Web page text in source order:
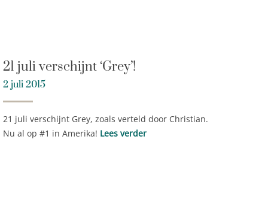
21 juli verschijnt ‘Grey’!
2 juli 2015
21 juli verschijnt Grey, zoals verteld door Christian.
Nu al op #1 in Amerika! Lees verder